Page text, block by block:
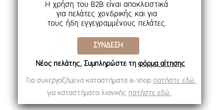
ΣΥΝΔΕΣΗ
Για συνεργαζόμενα καταστήματα e-shop πατήστε εδώ.
Η χρήση του B2B είναι αποκλειστικά
για πελάτες χονδρικής και για
τους ήδη εγγεγραμμένους πελάτες.
Νέος πελάτης; Συμπληρώστε τη φόρμα αίτησης
για καταστήματα λιανικής πατήστε εδώ.